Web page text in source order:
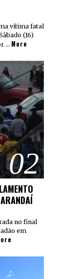
vítima fatal
(16)
… More
02
no final
em